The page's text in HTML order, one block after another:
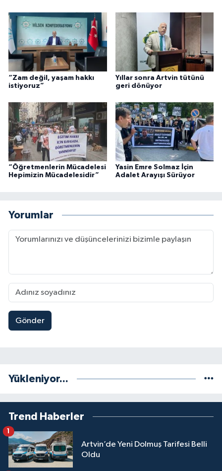
“Zam değil, yaşam hakkı
istiyoruz”
Yıllar sonra Artvin tütünü
geri dönüyor
“Öğretmenlerin Mücadelesi
Hepimizin Mücadelesidir”
Yasin Emre Solmaz İçin
Adalet Arayışı Sürüyor
Yorumlar
Gönder
Yükleniyor...
Trend Haberler
Artvin’de Yeni Dolmuş Tarifesi Belli
Oldu
1